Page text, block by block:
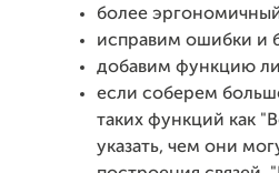
более
исправим ошибки и
добавим функцию
если соберем
таких функций как
указать, чем они